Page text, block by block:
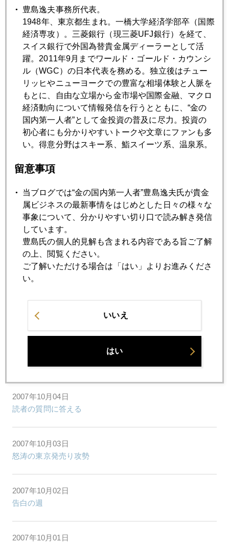
2007年10月18日
750ドル台の攻防
2007年10月16日
金小売価格3000円の背景
2007年10月15日
迷心寂乱 悟無好悪
2007年10月12日
７５０ドル、３０００円
2007年10月11日
プーチンの院政
2007年10月10日
過剰流動性の源
2007年10月09日
早まったか バーナンキ
2007年10月04日
読者の質問に答える
2007年10月03日
怒涛の東京発売り攻勢
2007年10月02日
告白の週
2007年10月01日
豊島逸夫事務所代表。
1948年、東京都生まれ。一橋大学経済学部卒（国際
経済専攻）。三菱銀行（現三菱UFJ銀行）を経て、
スイス銀行で外国為替貴金属ディーラーとして活
躍。2011年9月までワールド・ゴールド・カウンシ
ル（WGC）の日本代表を務める。独立後はチュー
リッヒやニューヨークでの豊富な相場体験と人脈を
もとに、自由な立場から金市場や国際金融、マクロ
経済動向について情報発信を行うとともに、“金の
国内第一人者”として金投資の普及に尽力。投資の
初心者にも分かりやすいトークや文章にファンも多
い。得意分野はスキー系、鮨スイーツ系、温泉系。
留意事項
当ブログでは“金の国内第一人者”豊島逸夫氏が貴金
属ビジネスの最新事情をはじめとした日々の様々な
事象について、分かりやすい切り口で読み解き発信
しています。
豊島氏の個人的見解も含まれる内容である旨ご了解
の上、閲覧ください。
ご了解いただける場合は「はい」よりお進みくださ
い。
いいえ
はい